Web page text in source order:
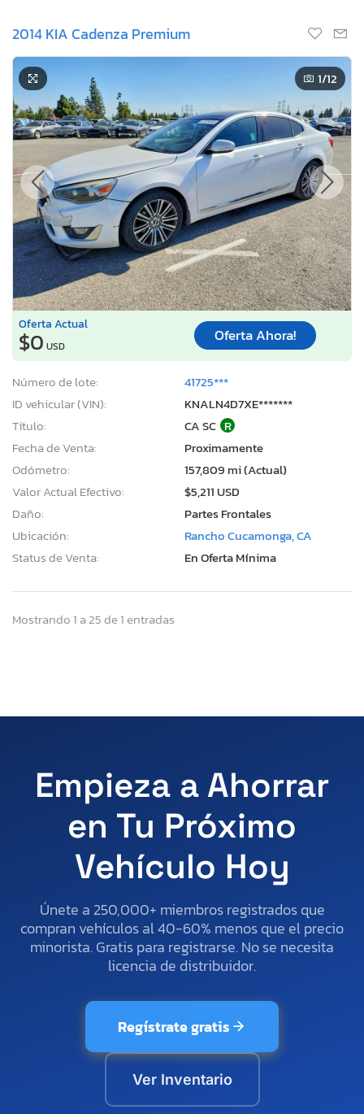
2014 KIA Cadenza Premium
1/12
Oferta Actual
$0 USD
Oferta Ahora!
Número de lote:
41725***
ID vehicular (VIN):
KNALN4D7XE*******
Título:
CA SC R
Fecha de Venta:
Proximamente
Odómetro:
157,809 mi (Actual)
Valor Actual Efectivo:
$5,211 USD
Daño:
Partes Frontales
Ubicación:
Rancho Cucamonga, CA
Status de Venta:
En Oferta Mínima
Mostrando 1 a 25 de 1 entradas
Empieza a Ahorrar
en Tu Próximo
Vehículo Hoy
Únete a 250,000+ miembros registrados que
compran vehículos al 40-60% menos que el precio
minorista. Gratis para registrarse. No se necesita
licencia de distribuidor.
Regístrate gratis
Ver Inventario